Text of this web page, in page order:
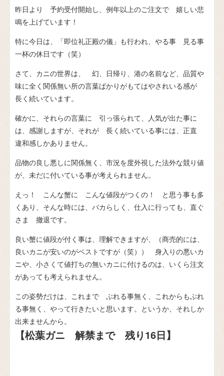
昨日より 予約受付開始し、例年以上のご注文で 嬉しい悲
鳴を上げています！
特に今日は、「即位礼正殿の儀」も行われ、やる事 見る事
一杯の休日です（笑）
さて、カニの世界は、 幻、日帰り、港の名前など、品質や
味に全く関係無い所の言葉ばかりがもてはやされいる感が
長く続いています。
確かに、それらの言葉に 引っ張られて、人気が出た事に
は、感謝しますが、それが 長く続いている事には、正直
違和感しかありません。
品物の良し悪しに関係無く、市況を度外視した法外な競り値
が、未だに付いている事が考えられません。
えっ！ こんな蟹に こんな値段がつくの！ と思う事も多
くあり、そんな時には、バカらしく、仕入に行っても、直ぐ
さま 撤退です。
良い蟹に値段が付く事は、理解できますが、（商売的には、
良いカニが安いのがベストですが（笑）） 身入りの悪いカ
ニや、小さくて値打ちの無いカニに付けるのは、いくら注文
があっても考えられません。
この姿勢だけは、これまで ぶれる事無く、これからもぶれ
る事無く、やって行きたいと思います。というか、それしか
出来ませんから。
【松葉ガニ 解禁まで 残り16日】